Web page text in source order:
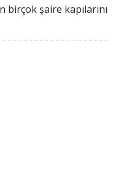
birçok şaire kapılarını